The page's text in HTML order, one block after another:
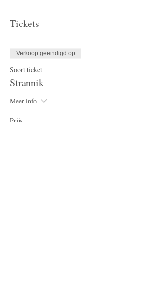
Tickets
Verkoop geëindigd op
Soort ticket
Strannik
Meer info
Prijs